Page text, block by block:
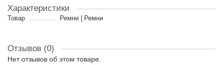
Характеристики
Товар Ремни | Ремни
Отзывов (0)
Нет отзывов об этом товаре.